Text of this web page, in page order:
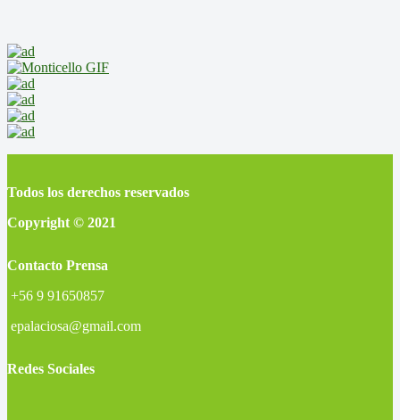
Todos los derechos reservados
Copyright © 2021
Contacto Prensa
+56 9 91650857
epalaciosa@gmail.com
Redes Sociales